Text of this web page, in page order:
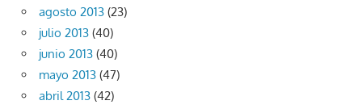
agosto 2013 (23)
julio 2013 (40)
junio 2013 (40)
mayo 2013 (47)
abril 2013 (42)